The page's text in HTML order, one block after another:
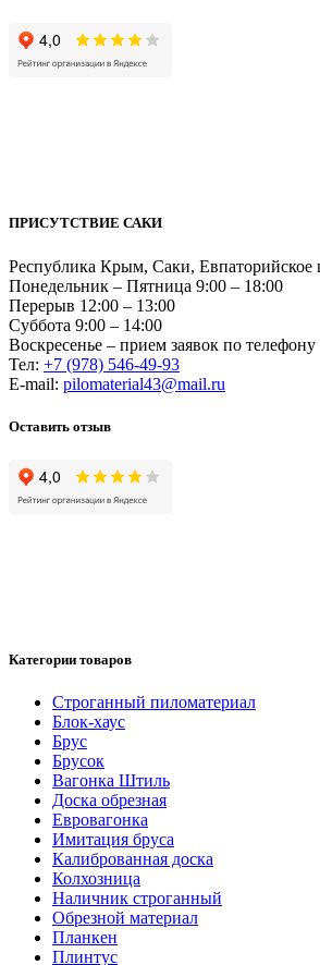
ПРИСУТСТВИЕ САКИ
Республика Крым, Саки, Евпаторийское
Понедельник – Пятница 9:00 – 18:00
Перерыв 12:00 – 13:00
Суббота 9:00 – 14:00
Воскресенье – прием заявок по телефону
Тел: +7 (978) 546-49-93
Е-mail: pilomaterial43@mail.ru
Оставить отзыв
Категории товаров
Cтроганный пиломатериал
Блок-хаус
Брус
Брусок
Вагонка Штиль
Доска обрезная
Евровагонка
Имитация бруса
Калиброванная доска
Колхозница
Наличник строганный
Обрезной материал
Планкен
Плинтус